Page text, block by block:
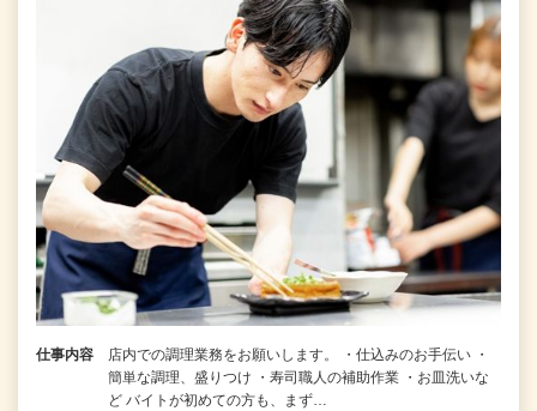
仕事内容
店内での調理業務をお願いします。 ・仕込みのお手伝い ・
簡単な調理、盛りつけ ・寿司職人の補助作業 ・お皿洗いな
ど バイトが初めての方も、まず…